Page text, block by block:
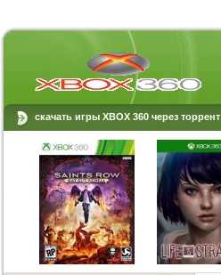
скачать игры XBOX 360 через торрент